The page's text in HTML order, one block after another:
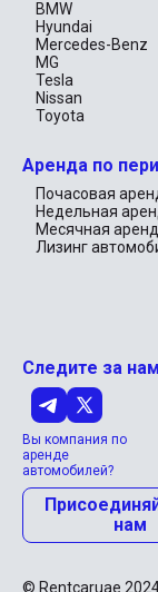
BMW
Hyundai
Mercedes-Benz
MG
Tesla
Nissan
Toyota
Аренда по
Почасовая
Недельная
Месячная
Лизинг
Следите за
Вы компания по
аренде
автомобилей?
нам
© Rentcaruae